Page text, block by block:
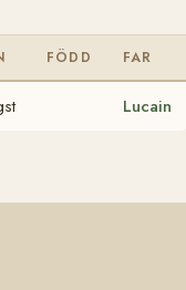
FÖDD FAR
Lucain